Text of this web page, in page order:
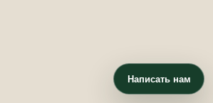
Написать нам